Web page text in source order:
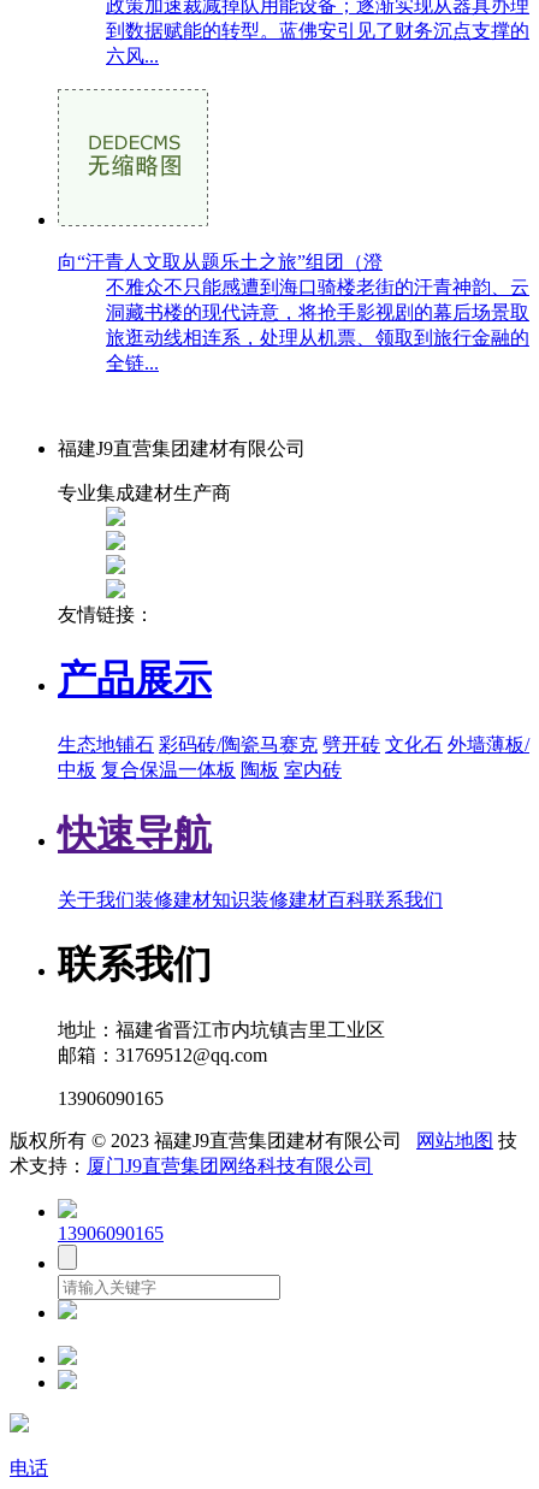
政策加速裁减掉队用能设备；逐渐实现从器具办理
到数据赋能的转型。蓝佛安引见了财务沉点支撑的
六风...
向“汗青人文取从题乐土之旅”组团（澄
不雅众不只能感遭到海口骑楼老街的汗青神韵、云
洞藏书楼的现代诗意，将抢手影视剧的幕后场景取
旅逛动线相连系，处理从机票、领取到旅行金融的
全链...
福建J9直营集团建材有限公司
专业集成建材生产商
友情链接：
产品展示
生态地铺石 彩码砖/陶瓷马赛克 劈开砖 文化石 外墙薄板/
中板 复合保温一体板 陶板 室内砖
快速导航
关于我们装修建材知识装修建材百科联系我们
联系我们
地址：福建省晋江市内坑镇吉里工业区
邮箱：31769512@qq.com
13906090165
版权所有 © 2023 福建J9直营集团建材有限公司 网站地图 技
术支持： 厦门J9直营集团网络科技有限公司
13906090165
电话